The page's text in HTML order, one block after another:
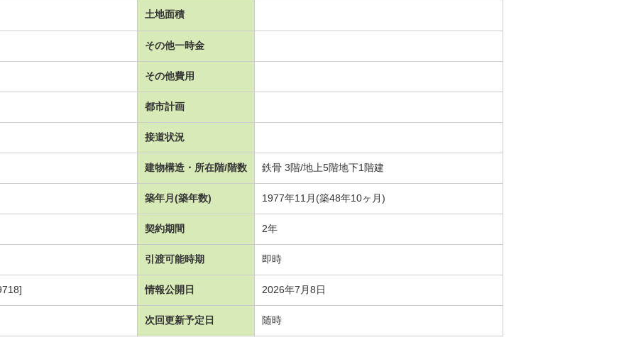
土地面積
その他一時金
その他費用
都市計画
接道状況
建物構造・所在階/階数 鉄骨 3階/地上5階地下1階建
築年月(築年数) 1977年11月(築48年10ヶ月)
契約期間 2年
引渡可能時期 即時
情報公開日 2026年7月8日
次回更新予定日 随時